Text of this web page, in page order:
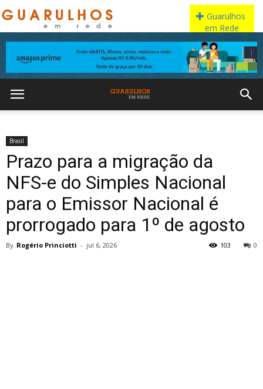
Brasil
Prazo para a migração da
NFS-e do Simples Nacional
para o Emissor Nacional é
prorrogado para 1º de agosto
By Rogério Princiotti - jul 6, 2026 0
103